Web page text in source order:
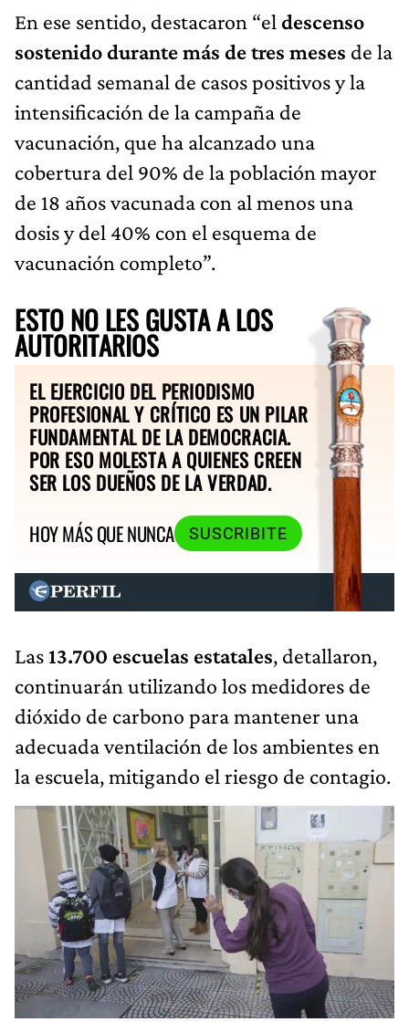
En ese sentido, destacaron “el descenso
sostenido durante más de tres meses de la
cantidad semanal de casos positivos y la
intensificación de la campaña de
vacunación, que ha alcanzado una
cobertura del 90% de la población mayor
de 18 años vacunada con al menos una
dosis y del 40% con el esquema de
vacunación completo”.
ESTO NO LES GUSTA A LOS
AUTORITARIOS
EL EJERCICIO DEL PERIODISMO
PROFESIONAL Y CRÍTICO ES UN PILAR
FUNDAMENTAL DE LA DEMOCRACIA.
POR ESO MOLESTA A QUIENES CREEN
SER LOS DUEÑOS DE LA VERDAD.
HOY MÁS QUE NUNCA
SUSCRIBITE
Las13.700 escuelas estatales, detallaron,
continuarán utilizando los medidores de
dióxido de carbono para mantener una
adecuada ventilación de los ambientes en
la escuela, mitigando el riesgo de contagio.